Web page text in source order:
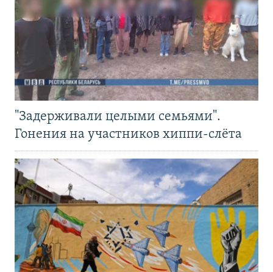
"Задерживали целыми семьями".
Гонения на участников хиппи-слёта